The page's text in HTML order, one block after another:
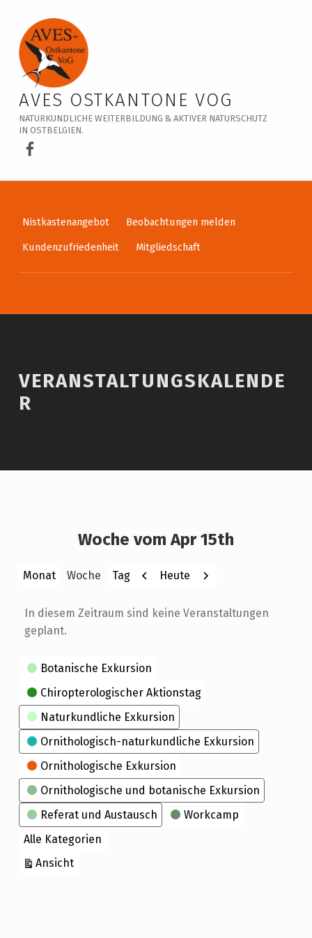
Veranstaltungskalender – AVES Ostkantone VoG
AVES OSTKANTONE VOG
NATURKUNDLICHE WEITERBILDUNG & AKTIVER NATURSCHUTZ
IN OSTBELGIEN.
AVES Ostkantone bei Facebook
Nistkastenangebot
Beobachtungen melden
Kundenzufriedenheit
Mitgliedschaft
VERANSTALTUNGSKALENDE
R
Woche vom Apr 15th
Monat Woche Tag Zurück
Heute Weiter
In diesem Zeitraum sind keine Veranstaltungen
geplant.
Kategorien
Botanische Exkursion
Chiropterologischer Aktionstag
Naturkundliche Exkursion
Ornithologisch-naturkundliche Exkursion
Ornithologische Exkursion
Ornithologische und botanische Exkursion
Referat und Austausch
Workcamp
Alle Kategorien
Ansichtausdrucken